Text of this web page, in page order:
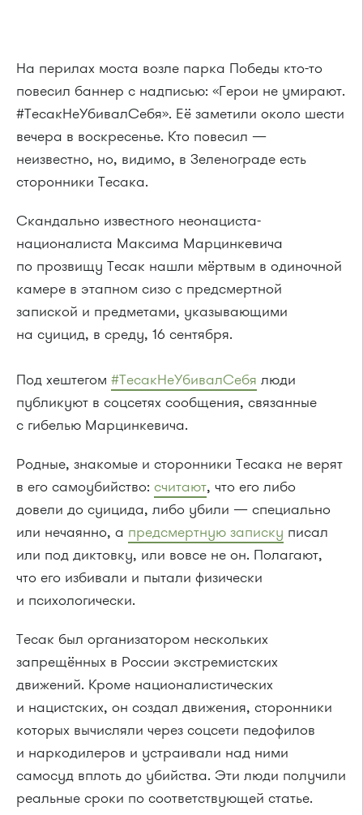
На перилах моста возле парка Победы кто-то
повесил баннер с надписью: «Герои не умирают.
#ТесакНеУбивалСебя». Её заметили около шести
вечера в воскресенье. Кто повесил —
неизвестно, но, видимо, в Зеленограде есть
сторонники Тесака.
Скандально известного неонациста-
националиста Максима Марцинкевича
по прозвищу Тесак нашли мёртвым в одиночной
камере в этапном сизо с предсмертной
запиской и предметами, указывающими
на суицид, в среду, 16 сентября.
Под хештегом #ТесакНеУбивалСебя люди
публикуют в соцсетях сообщения, связанные
с гибелью Марцинкевича.
Родные, знакомые и сторонники Тесака не верят
в его самоубийство: считают, что его либо
довели до суицида, либо убили — специально
или нечаянно, а предсмертную записку писал
или под диктовку, или вовсе не он. Полагают,
что его избивали и пытали физически
и психологически.
Тесак был организатором нескольких
запрещённых в России экстремистских
движений. Кроме националистических
и нацистских, он создал движения, сторонники
которых вычисляли через соцсети педофилов
и наркодилеров и устраивали над ними
самосуд вплоть до убийства. Эти люди получили
реальные сроки по соответствующей статье.